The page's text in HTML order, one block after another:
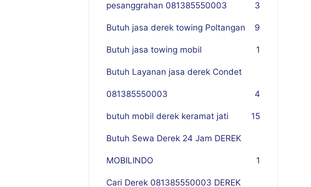
pesanggrahan 081385550003 3
Butuh jasa derek towing Poltangan 9
Butuh jasa towing mobil 1
Butuh Layanan jasa derek Condet
081385550003 4
butuh mobil derek keramat jati 15
Butuh Sewa Derek 24 Jam DEREK
MOBILINDO 1
Cari Derek 081385550003 DEREK